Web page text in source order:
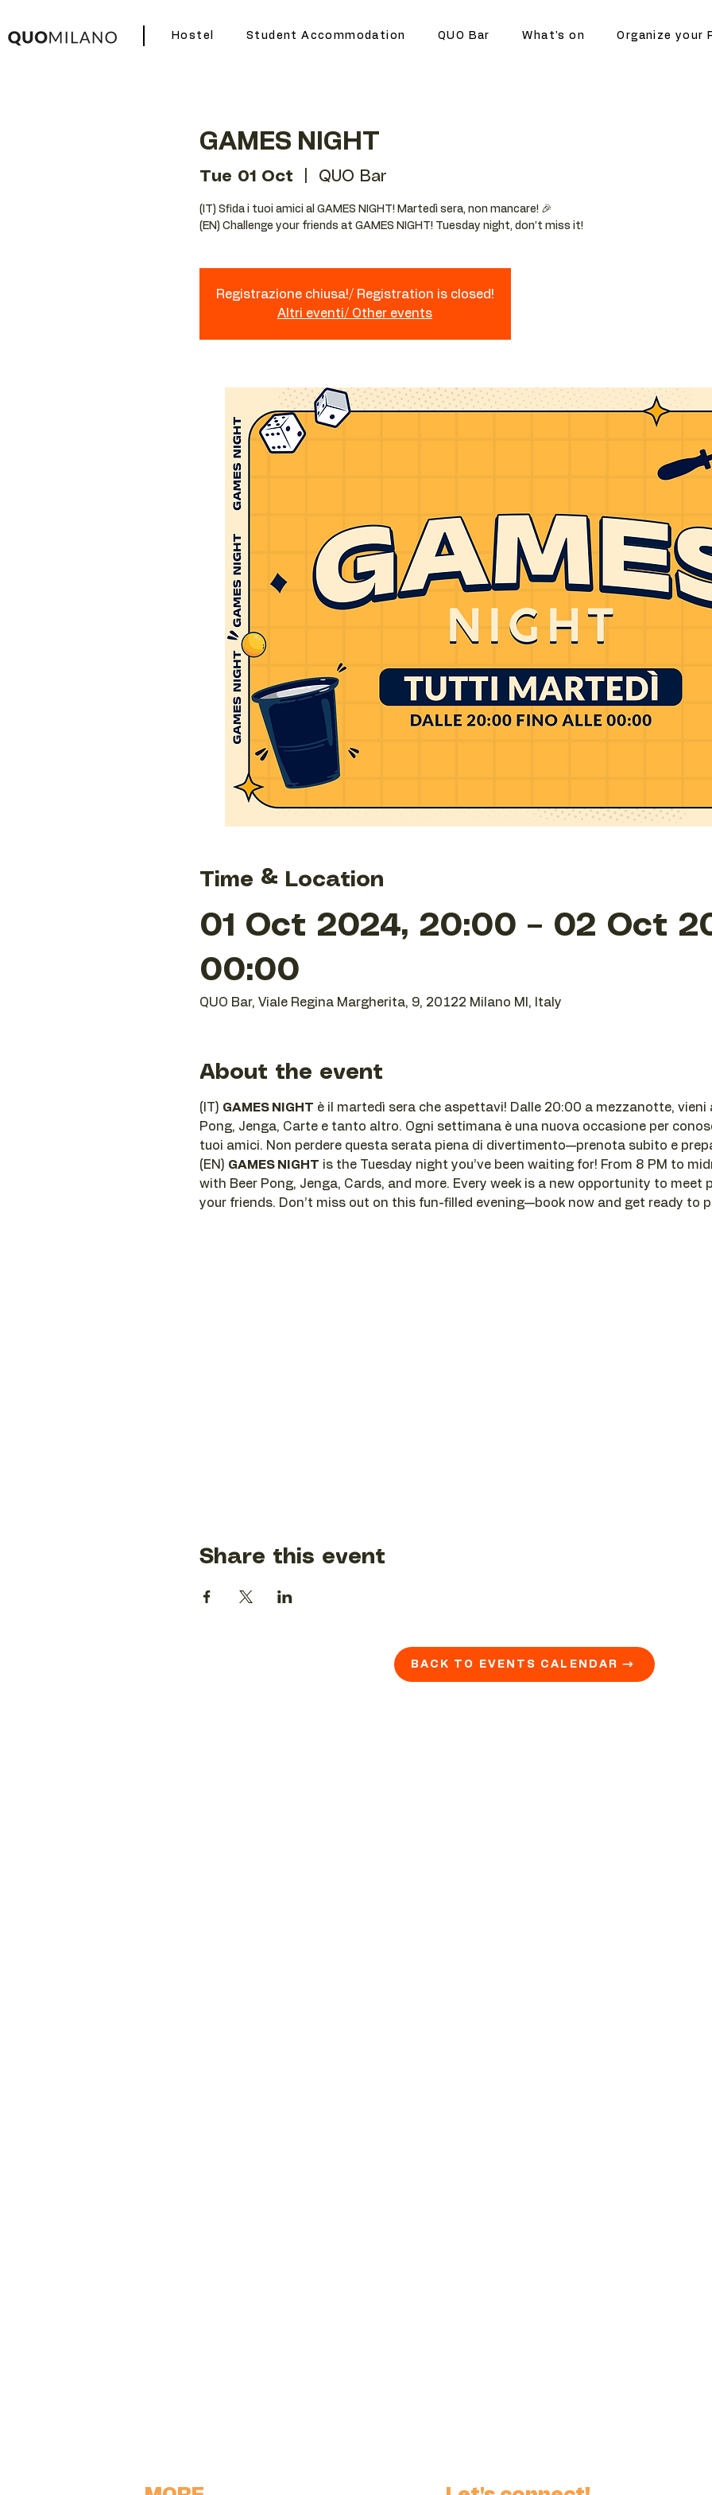
Hostel Student Accommodation QUO Bar What's on Organize your
GAMES NIGHT
Tue 01 Oct QUO Bar
(IT) Sfida i tuoi amici al GAMES NIGHT! Martedì sera, non mancare! 🎉
(EN) Challenge your friends at GAMES NIGHT! Tuesday night, don’t miss it!
Registrazione chiusa!/ Registration is closed!
Altri eventi/ Other events
Time & Location
01 Oct 2024, 20:00 – 02 Oct
00:00
QUO Bar, Viale Regina Margherita, 9, 20122 Milano MI, Italy
About the event
(IT) GAMES NIGHT è il martedì sera che aspettavi! Dalle 20:00 a mezzanotte,
Pong, Jenga, Carte e tanto altro. Ogni settimana è una nuova occasione per
tuoi amici. Non perdere questa serata piena di divertimento—prenota subito e
(EN) GAMES NIGHT is the Tuesday night you’ve been waiting for! From 8 PM to
with Beer Pong, Jenga, Cards, and more. Every week is a new opportunity to meet
your friends. Don’t miss out on this fun-filled evening—book now and get ready to
Share this event
BACK TO EVENTS CALENDAR →